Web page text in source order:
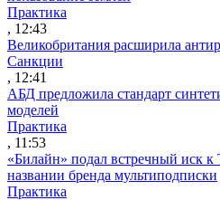
Практика
, 12:43
Великобритания расширила
Санкции
, 12:41
АБД предложила стандарт
моделей
Практика
, 11:53
«Билайн» подал встречный иск к
названии бренда мультиподписки
Практика